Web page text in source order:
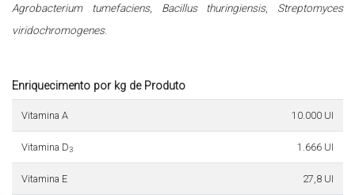
Agrobacterium tumefaciens, Bacillus thuringiensis, Streptomyces
viridochromogenes.
Enriquecimento por kg de Produto
Vitamina A 10.000 UI
Vitamina D3 1.666 UI
Vitamina E 27,8 UI